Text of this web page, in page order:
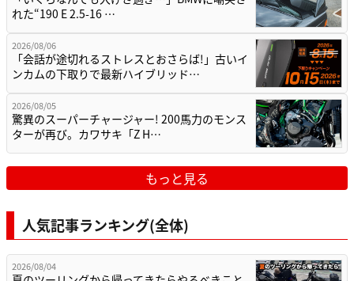
2026/08/06
「会話が途切れるストレスとおさらば!」古いイ
ンカムの下取りで最新ハイブリッド…
2026/08/05
驚異のスーパーチャージャー! 200馬力のモンス
ターが再び。カワサキ「Z H…
もっと見る
2026/08/04
夏のツーリングから帰ってきたらやるべきこと
３選